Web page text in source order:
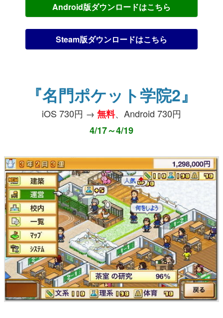
Android版ダウンロードはこちら
Steam版ダウンロードはこちら
『名門ポケット学院2』
iOS 730円 → 無料、Android 730円
4/17～4/19